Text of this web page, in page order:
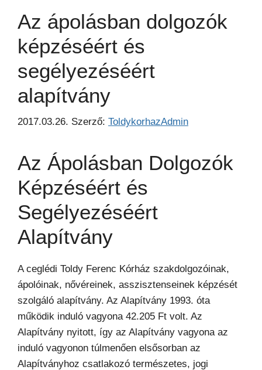
Az ápolásban dolgozók
képzéséért és
segélyezéséért
alapítvány
2017.03.26. Szerző: ToldykorhazAdmin
Az Ápolásban Dolgozók
Képzéséért és
Segélyezéséért
Alapítvány
A ceglédi Toldy Ferenc Kórház szakdolgozóinak,
ápolóinak, nővéreinek, asszisztenseinek képzését
szolgáló alapítvány. Az Alapítvány 1993. óta
működik induló vagyona 42.205 Ft volt. Az
Alapítvány nyitott, így az Alapítvány vagyona az
induló vagyonon túlmenően elsősorban az
Alapítványhoz csatlakozó természetes, jogi